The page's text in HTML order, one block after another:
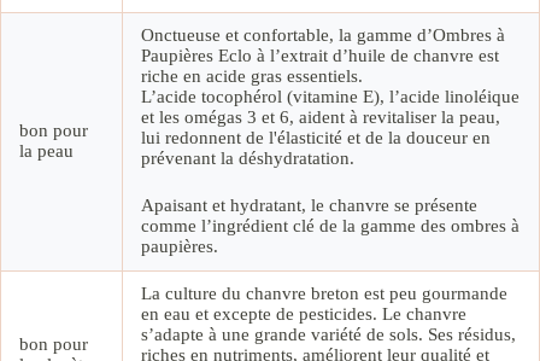
bon pour
la peau
Onctueuse et confortable, la gamme d’Ombres à
Paupières Eclo à l’extrait d’huile de chanvre est
riche en acide gras essentiels.
L’acide tocophérol (vitamine E), l’acide linoléique
et les omégas 3 et 6, aident à revitaliser la peau,
lui redonnent de l'élasticité et de la douceur en
prévenant la déshydratation.
Apaisant et hydratant, le chanvre se présente
comme l’ingrédient clé de la gamme des ombres à
paupières.
bon pour
La culture du chanvre breton est peu gourmande
en eau et excepte de pesticides. Le chanvre
s’adapte à une grande variété de sols. Ses résidus,
riches en nutriments, améliorent leur qualité et